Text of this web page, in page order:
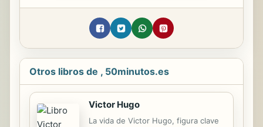
Otros libros de , 50minutos.es
Victor Hugo
La vida de Victor Hugo, figura clave